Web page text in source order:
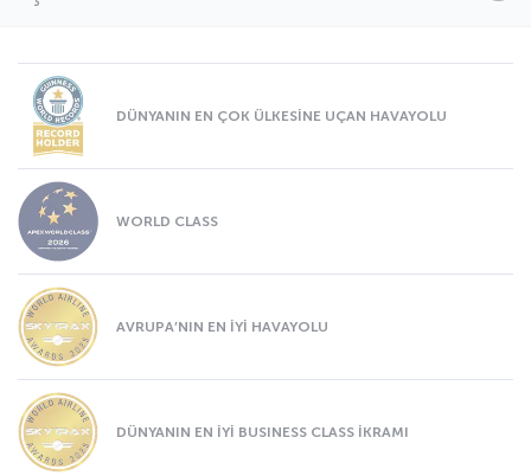
DÜNYANIN EN ÇOK ÜLKESİNE UÇAN HAVAYOLU
WORLD CLASS
AVRUPA’NIN EN İYİ HAVAYOLU
DÜNYANIN EN İYİ BUSINESS CLASS İKRAMI